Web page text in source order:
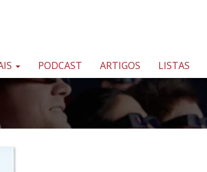
PODCAST ARTIGOS LISTAS